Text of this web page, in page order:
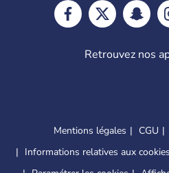
Retrouvez nos
Mentions légales CGU
Informations relatives aux cookies